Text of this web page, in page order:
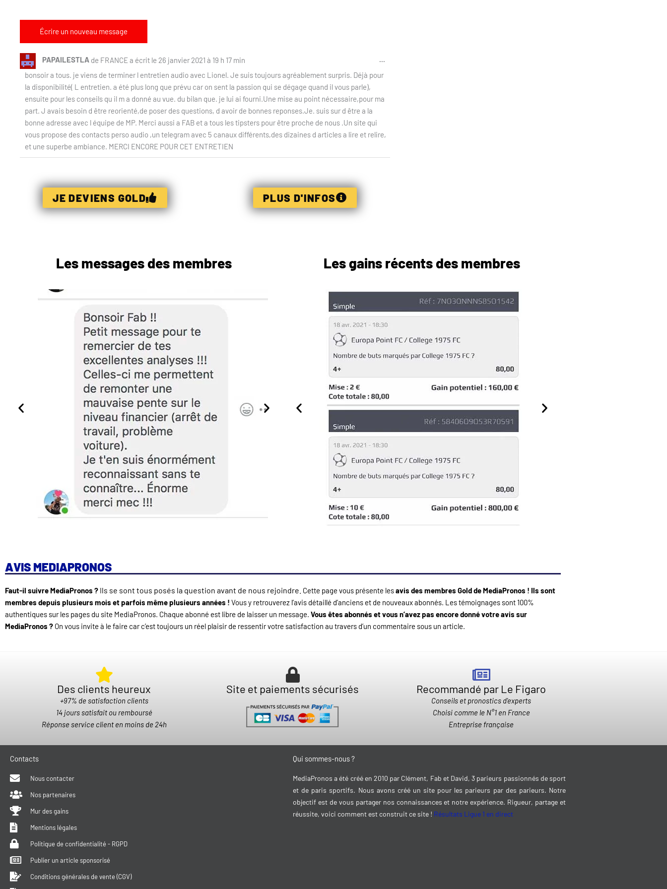
PAPAILESTLA de FRANCE a écrit le 26 janvier 2021 à 19 h 17 min
bonsoir a tous. je viens de terminer l entretien audio avec Lionel. Je suis toujours agréablement surpris. Déjà pour
la disponibilité( L entretien. a été plus long que prévu car on sent la passion qui se dégage quand il vous parle),
ensuite pour les conseils qu il m a donné au vue. du bilan que. je lui ai fourni.Une mise au point nécessaire,pour ma
part. J avais besoin d être reorienté,de poser des questions, d avoir de bonnes reponses.Je. suis sur d être a la
bonne adresse avec l équipe de MP. Merci aussi a FAB et a tous les tipsters pour être proche de nous .Un site qui
vous propose des contacts perso audio ,un telegram avec 5 canaux différents,des dizaines d articles a lire et relire,
et une superbe ambiance. MERCI ENCORE POUR CET ENTRETIEN
JE DEVIENS GOLD PLUS D'INFOS
Les messages des membres Les gains récents des membres
AVIS MEDIAPRONOS
Faut-il suivre MediaPronos ? Ils se sont tous posés la question avant de nous rejoindre. Cette page vous présente lesavis des membres Gold de MediaPronos ! Ils sont
membres depuis plusieurs mois et parfois même plusieurs années ! Vous y retrouverez l’avis détaillé d’anciens et de nouveaux abonnés. Les témoignages sont 100%
authentiques sur les pages du site MediaPronos. Chaque abonné est libre de laisser un message. Vous êtes abonnés et vous n’avez pas encore donné votre avis sur
MediaPronos ? On vous invite à le faire car c’est toujours un réel plaisir de ressentir votre satisfaction au travers d’un commentaire sous un article.
Des clients heureux​
+97% de satisfaction clients
14 jours satisfait ou remboursé
Réponse service client en moins de 24h
Site et paiements sécurisés Recommandé par Le Figaro
Conseils et pronostics d'experts
Choisi comme le N°1 en France
Entreprise française
Contacts
Nous contacter
Nos partenaires
Mur des gains
Mentions légales
Politique de confidentialité - RGPD
Publier un article sponsorisé
Conditions générales de vente (CGV)
Qui sommes-nous ?
MediaPronos a été créé en 2010 par Clément, Fab et David, 3 parieurs passionnés de sport
et de paris sportifs. Nous avons créé un site pour les parieurs par des parieurs. Notre
objectif est de vous partager nos connaissances et notre expérience. Rigueur, partage et
réussite, voici comment est construit ce site ! Résultats Ligue 1 en direct